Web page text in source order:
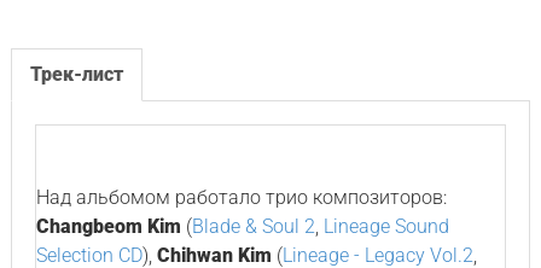
Трек-лист
Над альбомом работало трио композиторов:
Changbeom Kim (Blade & Soul 2, Lineage Sound
Selection CD), Chihwan Kim (Lineage - Legacy Vol.2,